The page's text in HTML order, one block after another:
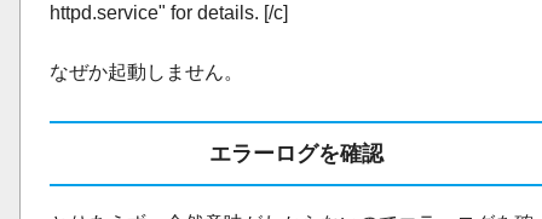
httpd.service" for details. [/c]
なぜか起動しません。
エラーログを確認